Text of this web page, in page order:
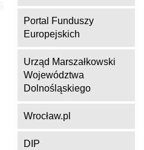
Portal Funduszy
Europejskich
Urząd Marszałkowski
Województwa
Dolnośląskiego
Wrocław.pl
DIP